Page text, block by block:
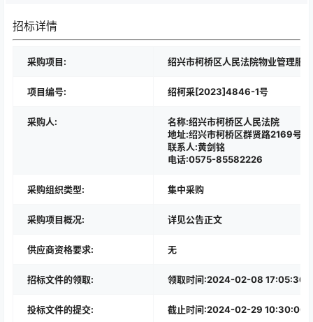
招标详情
采购项目: 绍兴市柯桥区人民法院物业管理服
项目编号: 绍柯采[2023]4846-1号
采购人:
名称:绍兴市柯桥区人民法院
地址:绍兴市柯桥区群贤路2169号
联系人:黄剑铭
电话:0575-85582226
采购组织类型: 集中采购
采购项目概况: 详见公告正文
供应商资格要求: 无
招标文件的领取: 领取时间:2024-02-08 17:05:36,
投标文件的提交: 截止时间:2024-02-29 10:30:00